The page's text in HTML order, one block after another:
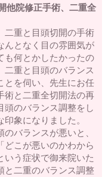
院修正手術、二重全
二重と目頭切開の手術
んとなく目の雰囲気が
も何とかしたかったの
二重と目頭のバランス
とを伺い、先生にお任
術と二重全切開法の再
頭のバランス調整をし
象になりました。
バランスが悪いと、
どこが悪いのかわから
いう症状で御来院いた
と二重のバランス調整